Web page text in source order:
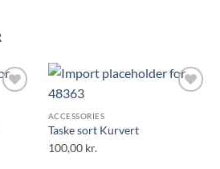
ACCESSORIES
Taske sort Kurvert
100,00 kr.